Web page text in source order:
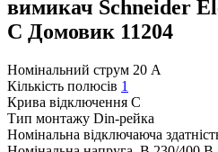
вимикач Schneider
C Домовик 11204
Номінальний струм 20 А
Кількість полюсів 1
Крива відключення C
Тип монтажу Din-рейка
Номінальна відключаюча